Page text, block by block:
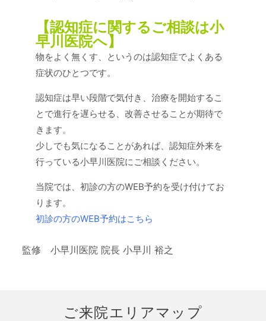
【認知症に関するご相談は小
早川医院へ】
物をよく無くす、というのは認知症でよくある
症状のひとつです。
認知症は早い段階で気付き、治療を開始するこ
とで進行を遅らせる、改善させることが期待で
きます。
少しでも気になることがあれば、認知症外来を
行っている小早川医院にご相談ください。
当院では、初診の方のWEB予約を受け付けてお
ります。
初診の方のWEB予約はこちら
監修 小早川医院 院長 小早川 裕之
ご来院エリアマップ